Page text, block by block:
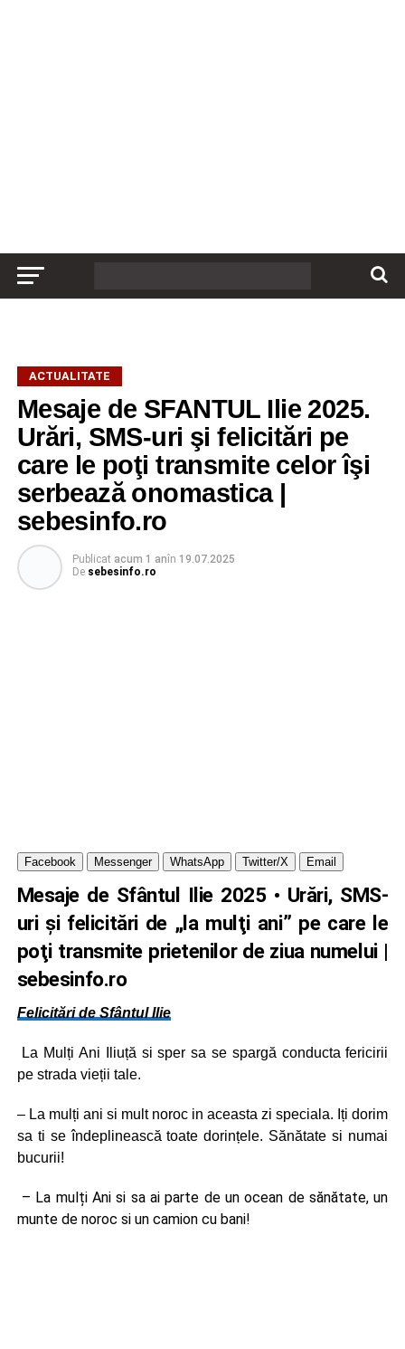
ACTUALITATE
Mesaje de SFANTUL Ilie 2025.
Urări, SMS-uri şi felicitări pe
care le poţi transmite celor îşi
serbează onomastica |
sebesinfo.ro
Publicat acum 1 anîn 19.07.2025
De sebesinfo.ro
Facebook Messenger WhatsApp Twitter/X Email
Mesaje de Sfântul Ilie 2025 • Urări, SMS-
uri şi felicitări de „la mulţi ani” pe care le
poţi transmite prietenilor de ziua numelui|
sebesinfo.ro
Felicitări de Sfântul Ilie
La Mulți Ani Iliuță si sper sa se spargă conducta fericirii
pe strada vieții tale.
– La mulți ani si mult noroc in aceasta zi speciala. Iți dorim
sa ti se îndeplinească toate dorințele. Sănătate si numai
bucurii!
– La mulți Ani si sa ai parte de un ocean de sănătate, un
munte de noroc si un camion cu bani!